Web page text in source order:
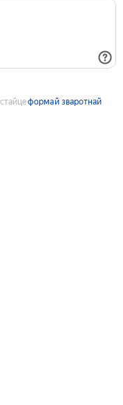
формай зваротнай